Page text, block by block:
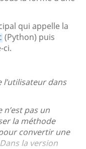
qui appelle la
(Python) puis
ci.
dans
n’est pas un
la méthode
convertir une
la version